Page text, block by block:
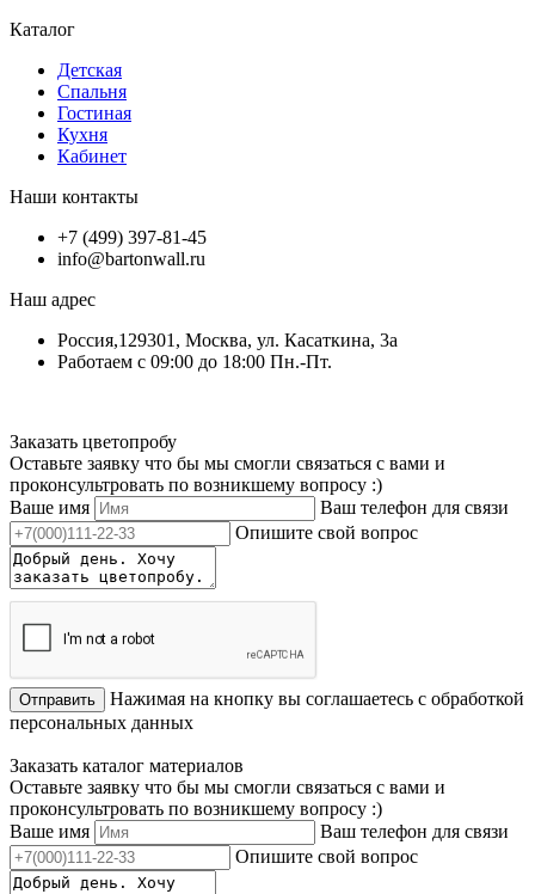
Каталог
Детская
Спальня
Гостиная
Кухня
Кабинет
Наши контакты
+7 (499) 397-81-45
info@bartonwall.ru
Наш адрес
Россия,129301, Москва, ул. Касаткина, 3а
Работаем с 09:00 до 18:00 Пн.-Пт.
Заказать цветопробу
Оставьте заявку что бы мы смогли связаться с вами и
проконсультровать по возникшему вопросу :)
Ваше имя
Ваш телефон для связи
Опишите свой вопрос
Отправить
Нажимая на кнопку вы соглашаетесь с обработкой
персональных данных
Заказать каталог материалов
Оставьте заявку что бы мы смогли связаться с вами и
проконсультровать по возникшему вопросу :)
Ваше имя
Ваш телефон для связи
Опишите свой вопрос